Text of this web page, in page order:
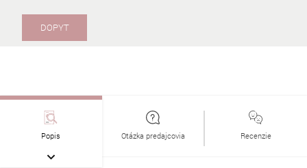
DOPYT
Popis Otázka predajcovia Recenzie